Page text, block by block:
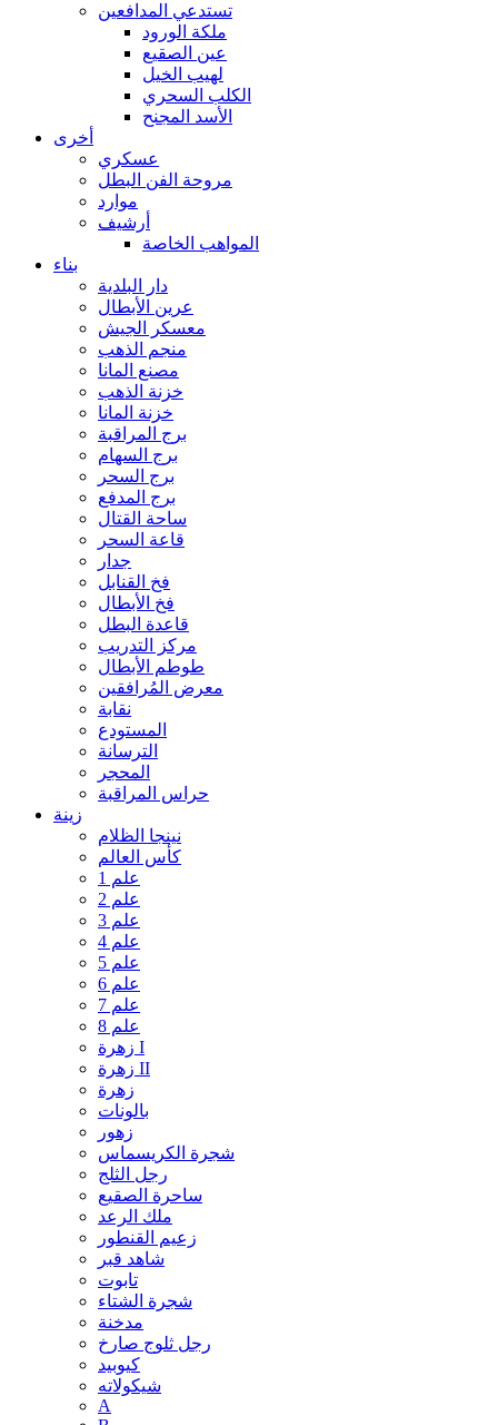
تستدعي المدافعين
ملكة الورود
عين الصقيع
لهيب الخيل
الكلب السحري
الأسد المجنح
أخرى
عسكري
مروحة الفن البطل
موارد
أرشيف
المواهب الخاصة
بناء
دار البلدية
عرين الأبطال
معسكر الجيش
منجم الذهب
مصنع المانا
خزنة الذهب
خزنة المانا
برج المراقبة
برج السهام
برج السحر
برج المدفع
ساحة القتال
قاعة السحر
جدار
فخ القنابل
فخ الأبطال
قاعدة البطل
مركز التدريب
طوطم الأبطال
معرض المُرافقين
نقابة
المستودع
الترسانة
المحجر
حراس المراقبة
زينة
نينجا الظلام
كأس العالم
علم 1
علم 2
علم 3
علم 4
علم 5
علم 6
علم 7
علم 8
زهرة I
زهرة II
زهرة
بالونات
زهور
شجرة الكريسماس
رجل الثلج
ساحرة الصقيع
ملك الرعد
زعيم القنطور
شاهد قبر
تابوت
شجرة الشتاء
مدخنة
رجل ثلوج صارخ
كيوبيد
شيكولاته
A